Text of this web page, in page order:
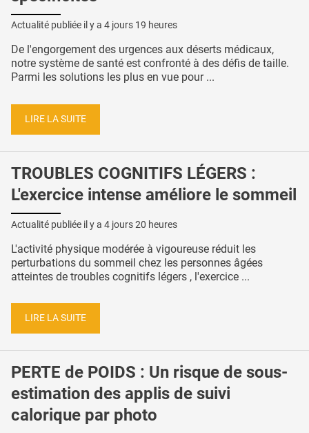
Actualité publiée il y a 4 jours 19 heures
De l'engorgement des urgences aux déserts médicaux,
notre système de santé est confronté à des défis de taille.
Parmi les solutions les plus en vue pour ...
LIRE LA SUITE
TROUBLES COGNITIFS LÉGERS :
L'exercice intense améliore le sommeil
Actualité publiée il y a 4 jours 20 heures
L'activité physique modérée à vigoureuse réduit les
perturbations du sommeil chez les personnes âgées
atteintes de troubles cognitifs légers , l'exercice ...
LIRE LA SUITE
PERTE de POIDS : Un risque de sous-
estimation des applis de suivi
calorique par photo